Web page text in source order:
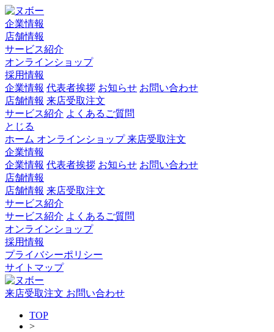
企業情報
店舗情報
サービス紹介
オンラインショップ
採用情報
企業情報 代表者挨拶 お知らせ お問い合わせ
店舗情報 来店受取注文
サービス紹介 よくあるご質問
とじる
ホーム オンラインショップ来店受取注文
企業情報
企業情報 代表者挨拶 お知らせ お問い合わせ
店舗情報
店舗情報 来店受取注文
サービス紹介
サービス紹介 よくあるご質問
オンラインショップ
採用情報
プライバシーポリシー
サイトマップ
来店受取注文 お問い合わせ
TOP
>